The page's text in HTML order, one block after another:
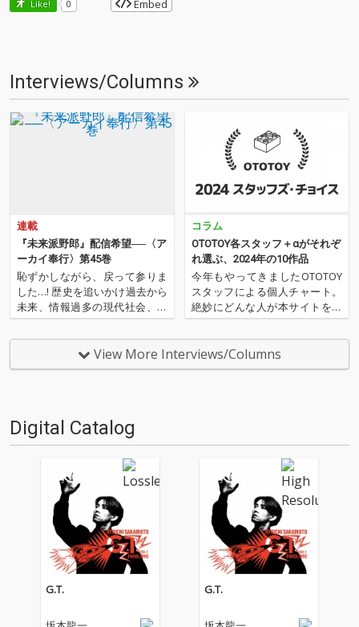
Like! 0 Embed
Interviews/Columns
連載
『未来派野郎』配信希望──〈ア
ーカイ奉行〉第45巻
恥ずかしながら、戻って参りま
した…! 歴史を追いかけ過去から
未来、情報過多の現代社会、デ
ジタルの海に散らばったあの名
作、この名作たちをひとつにま
とめる仕事人…!〈アーカイ奉
行〉が今日もデジタルの乱世を
コラム
OTOTOY各スタッフ＋αがそれぞ
れ選ぶ、2024年の10作品
今年もやってきましたOTOTOY
スタッフによる個人チャート。
絶妙にどんな人が本サイトを運
営しているのか？ そんな自己
紹介もちょっとかねておりま
す。2024年は、それぞれなにを
聴いてOTOTOYを作っていたの
View More Interviews/Columns
Digital Catalog
G.T. G.T.